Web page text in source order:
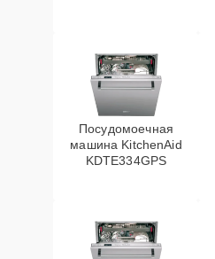
Посудомоечная
машина KitchenAid
KDTE334GPS